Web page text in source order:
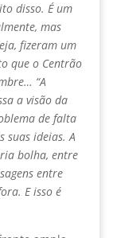
disso. É um
mas
fizeram um
que o Centrão
“A
a visão da
de falta
suas ideias. A
bolha, entre
entre
E isso é